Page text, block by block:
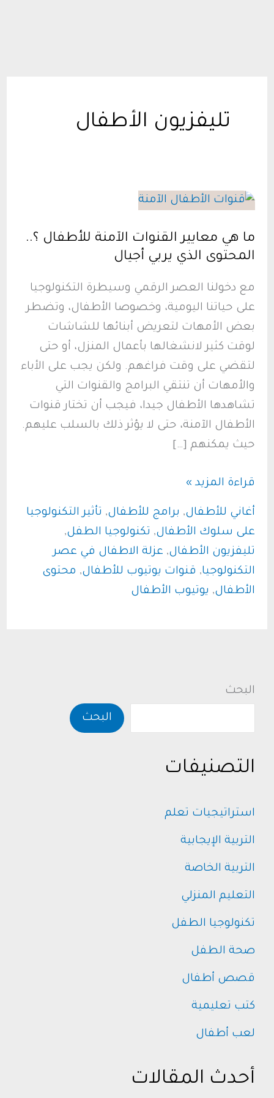
تليفزيون الأطفال
ما هي معايير القنوات الآمنة للأطفال ؟..
المحتوى الذي يربي أجيال
مع دخولنا العصر الرقمي وسيطرة التكنولوجيا
على حياتنا اليومية، وخصوصا الأطفال، وتضطر
بعض الأمهات لتعريض أبنائها للشاشات
لوقت كثير لانشغالها بأعمال المنزل، أو حتى
لتقضي على وقت فراغهم. ولكن يجب على الأباء
والأمهات أن تنتقي البرامج والقنوات التي
تشاهدها الأطفال جيدا، فيجب أن تختار قنوات
الأطفال الآمنة، حتى لا يؤثر ذلك بالسلب عليهم.
حيث يمكنهم […]
ما
هي
معايير
للأطفال
قراءة المزيد »
أغاني للأطفال, برامج للأطفال, تأثير التكنولوجيا
على سلوك الأطفال, تكنولوجيا الطفل,
تليفزيون الأطفال, عزلة الاطفال في عصر
التكنولوجيا, قنوات يوتيوب للأطفال, محتوى
الأطفال, يوتيوب الأطفال
البحث
البحث
التصنيفات
استراتيجيات تعلم
التربية الإيجابية
التربية الخاصة
التعليم المنزلي
تكنولوجيا الطفل
صحة الطفل
قصص أطفال
كتب تعليمية
لعب أطفال
أحدث المقالات